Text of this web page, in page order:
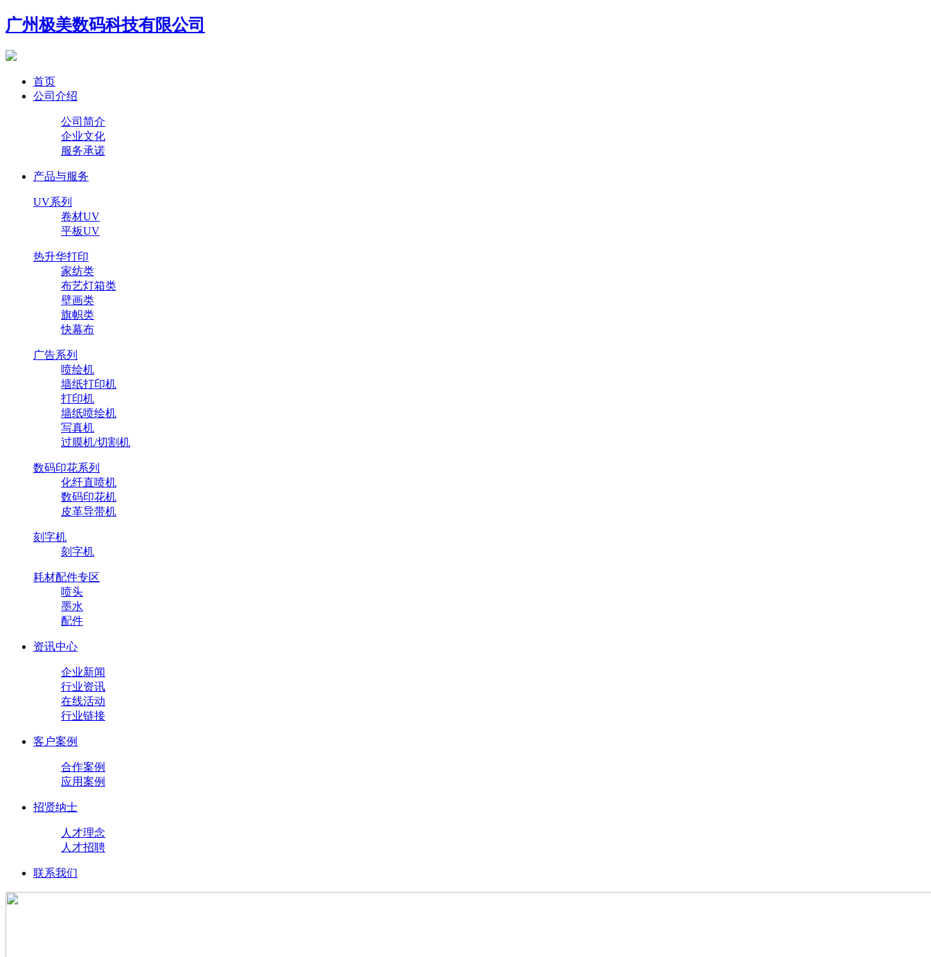
广州极美数码科技有限公司
首页
公司介绍
公司简介
企业文化
服务承诺
产品与服务
UV系列
卷材UV
平板UV
热升华打印
家纺类
布艺灯箱类
壁画类
旗帜类
快幕布
广告系列
喷绘机
墙纸打印机
打印机
墙纸喷绘机
写真机
过膜机/切割机
数码印花系列
化纤直喷机
数码印花机
皮革导带机
刻字机
刻字机
耗材配件专区
喷头
墨水
配件
资讯中心
企业新闻
行业资讯
在线活动
行业链接
客户案例
合作案例
应用案例
招贤纳士
人才理念
人才招聘
联系我们